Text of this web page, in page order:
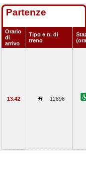
Partenze
Orario
di
arrivo
Tipo e n. di
treno
13.42 12896